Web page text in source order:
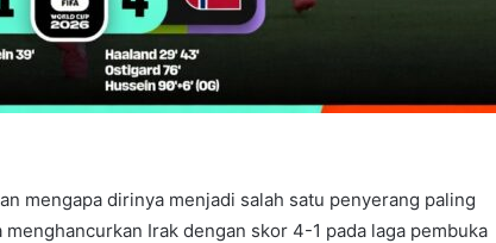
mengapa dirinya menjadi salah satu penyerang paling
Irak dengan skor 4-1 pada laga pembuka